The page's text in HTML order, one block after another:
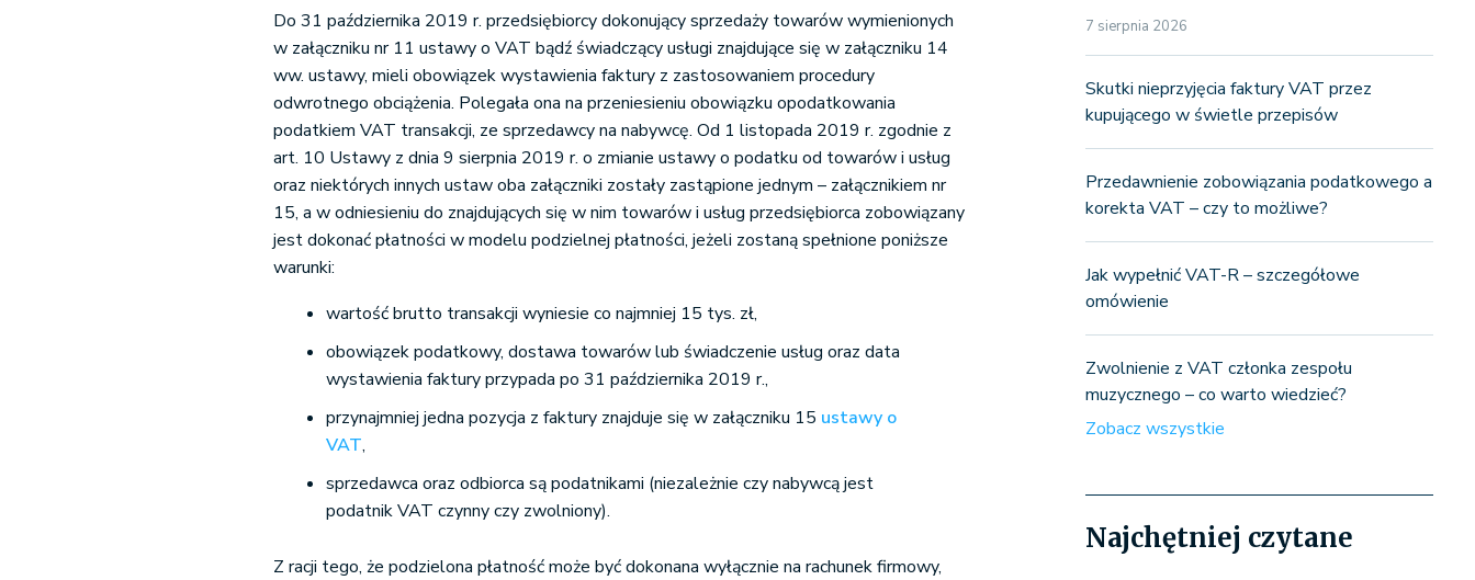
Do 31 października 2019 r. przedsiębiorcy dokonujący sprzedaży towarów wymienionych
w załączniku nr 11 ustawy o VAT bądź świadczący usługi znajdujące się w załączniku 14
ww. ustawy, mieli obowiązek wystawienia faktury z zastosowaniem procedury
odwrotnego obciążenia. Polegała ona na przeniesieniu obowiązku opodatkowania
podatkiem VAT transakcji, ze sprzedawcy na nabywcę. Od 1 listopada 2019 r. zgodnie z
art. 10 Ustawy z dnia 9 sierpnia 2019 r. o zmianie ustawy o podatku od towarów i usług
oraz niektórych innych ustaw oba załączniki zostały zastąpione jednym – załącznikiem nr
15, a w odniesieniu do znajdujących się w nim towarów i usług przedsiębiorca zobowiązany
jest dokonać płatności w modelu podzielnej płatności, jeżeli zostaną spełnione poniższe
warunki:
wartość brutto transakcji wyniesie co najmniej 15 tys. zł,
obowiązek podatkowy, dostawa towarów lub świadczenie usług oraz data
wystawienia faktury przypada po 31 października 2019 r.,
przynajmniej jedna pozycja z faktury znajduje się w załączniku 15 ustawy o
VAT,
sprzedawca oraz odbiorca są podatnikami (niezależnie czy nabywcą jest
podatnik VAT czynny czy zwolniony).
Z racji tego, że podzielona płatność może być dokonana wyłącznie na rachunek firmowy,
7 sierpnia 2026
Skutki nieprzyjęcia faktury VAT przez
kupującego w świetle przepisów
Przedawnienie zobowiązania podatkowego a
korekta VAT – czy to możliwe?
Jak wypełnić VAT-R – szczegółowe
omówienie
Zwolnienie z VAT członka zespołu
muzycznego – co warto wiedzieć?
Zobacz wszystkie
Najchętniej czytane